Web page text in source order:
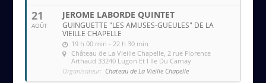
21
AOÛT
JEROME LABORDE QUINTET
GUINGUETTE "LES AMUSES-GUEULES" DE LA
VIEILLE CHAPELLE
19 h 00 min - 22 h 30 min
Château de La Vieille Chapelle, 2 rue Florence
Arthaud 33240 Lugon Et l Ile Du Carnay
Organisateur: Chateau de La Vieille Chapelle